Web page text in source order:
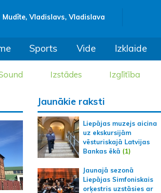
Mudīte, Vladislavs, Vladislava
Sports Vide Izklaide
Izstādes Izglītība
Jaunākie raksti
Liepājas muzejs aicina
uz ekskursijām
vēsturiskajā Latvijas
Bankas ēkā (1)
Jaunajā sezonā
Liepājas Simfoniskais
orķestris uzstāsies ar